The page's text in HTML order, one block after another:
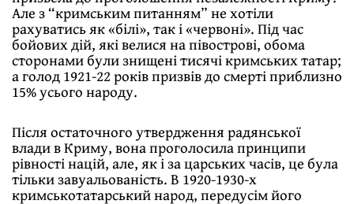
Але з “кримським питанням” не хотіли
рахуватись як «білі», так і «червоні». Під час
бойових дій, які велися на півострові, обома
сторонами були знищені тисячі кримських татар;
а голод 1921-22 років призвів до смерті приблизно
15% усього народу.
Після остаточного утвердження радянської
влади в Криму, вона проголосила принципи
рівності націй, але, як і за царських часів, це була
тільки завуальованість. В 1920-1930-х
кримськотатарський народ, передусім його